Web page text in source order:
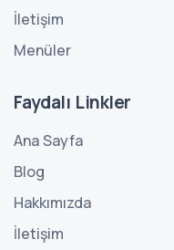
İletişim
Menüler
Faydalı Linkler
Ana Sayfa
Blog
Hakkımızda
İletişim